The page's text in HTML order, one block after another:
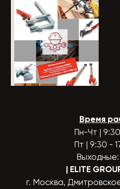
Время
Пн-Чт |
Пт | 9:30 -
| ELITE
г. Москва,